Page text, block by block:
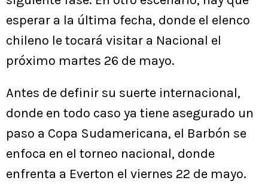
esperar a la última fecha, donde el elenco
chileno le tocará visitar a Nacional el
próximo martes 26 de mayo.
Antes de definir su suerte internacional,
donde en todo caso ya tiene asegurado un
paso a Copa Sudamericana, el Barbón se
enfoca en el torneo nacional, donde
enfrenta a Everton el viernes 22 de mayo.